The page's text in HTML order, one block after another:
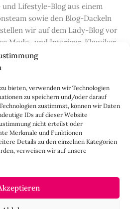
bieten, verwenden wir Technologien
zu speichern und/oder darauf
zustimmst, können wir Daten
IDs auf dieser Website
nicht erteilst oder
Merkmale und Funktionen
Details zu den einzelnen Kategorien
verweisen wir auf unsere
Lifestyle-Blog aus einem
sowie den Blog-Dackeln
wir auf dem Lady-Blog vor
Mode- und Interieur-Klassiker
verarbeitet und unter guten
wurden – gerne „Made in
kleine feine Firmen, denen wir
bieten, sowie
ein bisschen schöner machen.
wir großen Wert auf den
den Leserinnen – über die
Lady-Frage, dieLove-List